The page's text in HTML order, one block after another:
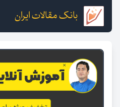
بانک مقالات ایران